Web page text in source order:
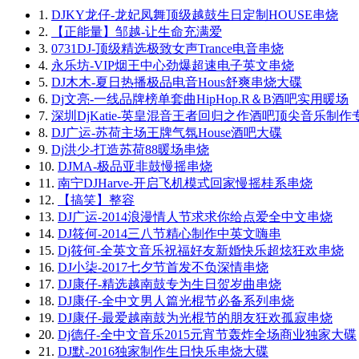
1. DJKY龙仔-龙妃凤舞顶级越鼓生日定制HOUSE串烧
2.
【正能量】邹越-让生命充满爱
3. 0731DJ-顶级精选极致女声Trance电音串烧
4. 永乐坊-VIP烟王中心劲爆超速电子英文串烧
5. DJ木木-夏日热播极品电音Hous舒爽串烧大碟
6. Dj文亮-一线品牌榜单套曲HipHop.R＆B酒吧实用暖场
7. 深圳DjKatie-英皇混音王者回归之作酒吧顶尖音乐制作
8. DJ广运-苏荷主场王牌气氛House酒吧大碟
9. Dj洪少-打造苏荷88暖场串烧
10. DJMA-极品亚非鼓慢摇串烧
11. 南宁DJHarve-开启飞机模式回家慢摇桂系串烧
12.
【搞笑】整容
13. DJ广运-2014浪漫情人节求求你给点爱全中文串烧
14. DJ筱何-2014三八节精心制作中英文嗨串
15. Dj筱何-全英文音乐祝福好友新婚快乐超炫狂欢串烧
16. DJ小柒-2017七夕节首发不负深情串烧
17. DJ康仔-精选越南鼓专为生日贺岁曲串烧
18. DJ康仔-全中文男人篇光棍节必备系列串烧
19. DJ康仔-最爱越南鼓为光棍节的朋友狂欢孤寂串烧
20. Dj德仔-全中文音乐2015元宵节轰炸全场商业独家大碟
21. DJ默-2016独家制作生日快乐串烧大碟